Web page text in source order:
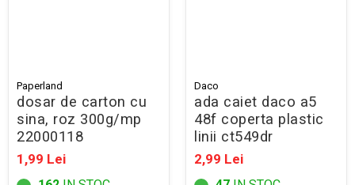
Paperland
dosar de carton cu
sina, roz 300g/mp
22000118
1,99 Lei
Daco
ada caiet daco a5
48f coperta plastic
linii ct549dr
2,99 Lei